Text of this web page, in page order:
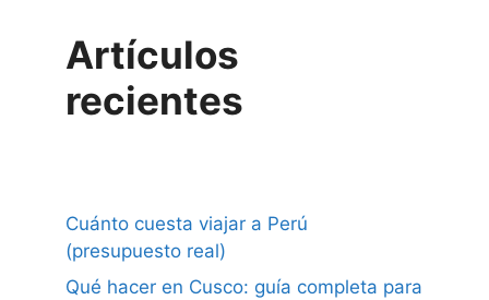
Artículos
recientes
Cuánto cuesta viajar a Perú
(presupuesto real)
Qué hacer en Cusco: guía completa para